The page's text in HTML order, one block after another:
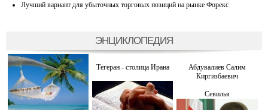
Лучший вариант для убыточных торговых позиций на рынке Форекс
ЭНЦИКЛОПЕДИЯ
Тегеран - столица Ирана
Абдувалиев Салим
Киргизбаевич
Севилья